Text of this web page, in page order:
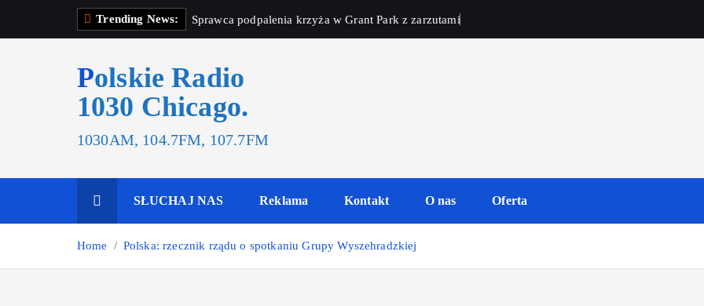
Trending News: Sprawca podpalenia krzyża w Grant Park z zarzutami
Polskie Radio
1030 Chicago.
1030AM, 104.7FM, 107.7FM
SŁUCHAJ NAS Reklama Kontakt O nas Oferta
Home Polska: rzecznik rządu o spotkaniu Grupy Wyszehradzkiej